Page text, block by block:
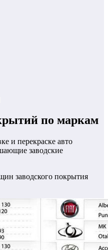
по маркам
и перекраске авто
заводские
заводского покрытия